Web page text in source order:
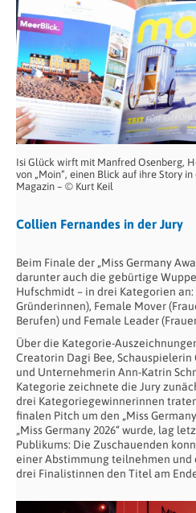
Isi Glück wirft mit Manfred Osenberg,
von „Moin“, einen Blick auf ihre Story
Magazin – © Kurt Keil
Collien Fernandes in der Jury
Beim Finale der „Miss Germany
darunter auch die gebürtige
Hufschmidt – in drei Kategorien an:
Gründerinnen), Female Mover
Berufen) und Female Leader
Über die Kategorie-
Creatorin Dagi Bee,
und Unternehmerin Ann-Katrin
Kategorie zeichnete die Jury
drei Kategoriegewinnerinnen
finalen Pitch um den „Miss
„Miss Germany 2026“ wurde, lag
Publikums: Die Zuschauenden
einer Abstimmung teilnehmen
drei Finalistinnen den Titel am